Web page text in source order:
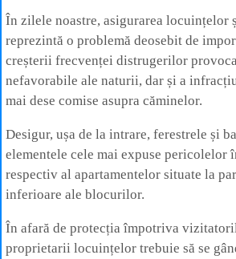
În zilele noastre, asigurarea locuințelor
reprezintă o problemă deosebit de
creșterii frecvenței distrugerilor
nefavorabile ale naturii, dar și a
mai dese comise asupra căminelor.
Desigur, ușa de la intrare, ferestrele și
elementele cele mai expuse pericolelor
respectiv al apartamentelor situate la
inferioare ale blocurilor.
În afară de protecția împotriva
proprietarii locuințelor trebuie să se